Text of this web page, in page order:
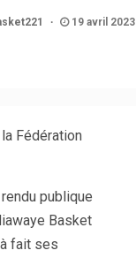
19 avril 2023
Fédération
publique
Basket
fait ses